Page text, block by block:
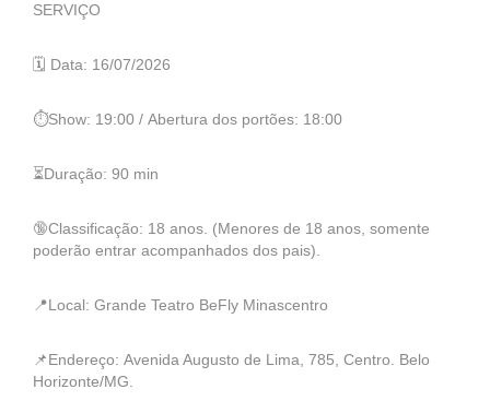
SERVIÇO
🗓️ Data: 16/07/2026
⏱️Show: 19:00 / Abertura dos portões: 18:00
⏳Duração: 90 min
🔞Classificação: 18 anos. (Menores de 18 anos, somente
poderão entrar acompanhados dos pais).
📍Local: Grande Teatro BeFly Minascentro
📌Endereço: Avenida Augusto de Lima, 785, Centro. Belo
Horizonte/MG.